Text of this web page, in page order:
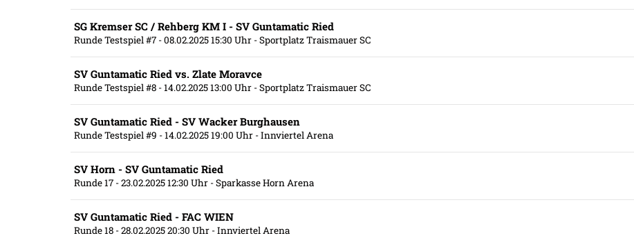
SG Kremser SC / Rehberg KM I - SV Guntamatic Ried
Runde Testspiel #7 - 08.02.2025 15:30 Uhr - Sportplatz Traismauer SC
SV Guntamatic Ried vs. Zlate Moravce
Runde Testspiel #8 - 14.02.2025 13:00 Uhr - Sportplatz Traismauer SC
SV Guntamatic Ried - SV Wacker Burghausen
Runde Testspiel #9 - 14.02.2025 19:00 Uhr - Innviertel Arena
SV Horn - SV Guntamatic Ried
Runde 17 - 23.02.2025 12:30 Uhr - Sparkasse Horn Arena
SV Guntamatic Ried - FAC WIEN
Runde 18 - 28.02.2025 20:30 Uhr - Innviertel Arena